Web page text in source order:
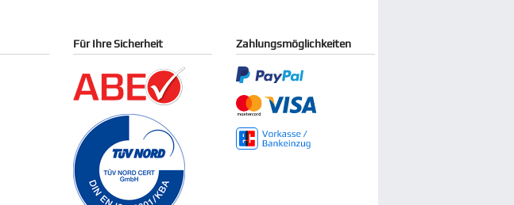
Für Ihre Sicherheit Zahlungsmöglichkeiten